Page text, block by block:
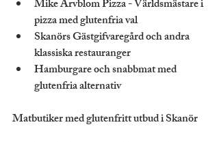
Mike Arvblom Pizza - Världsmästare i
pizza med glutenfria val
Skanörs Gästgifvaregård och andra
klassiska restauranger
Hamburgare och snabbmat med
glutenfria alternativ
Matbutiker med glutenfritt utbud i Skanör